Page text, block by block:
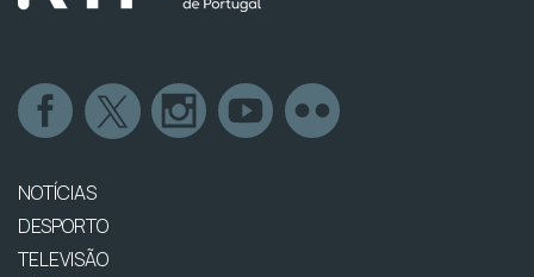
NOTÍCIAS
DESPORTO
TELEVISÃO